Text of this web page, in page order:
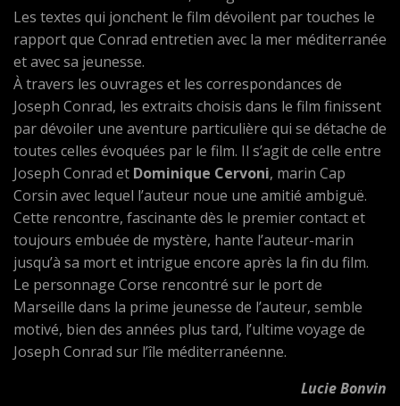
Les textes qui jonchent le film dévoilent par touches le
rapport que Conrad entretien avec la mer méditerranée
et avec sa jeunesse.
À travers les ouvrages et les correspondances de
Joseph Conrad, les extraits choisis dans le film finissent
par dévoiler une aventure particulière qui se détache de
toutes celles évoquées par le film. Il s’agit de celle entre
Joseph Conrad et Dominique Cervoni, marin Cap
Corsin avec lequel l’auteur noue une amitié ambiguë.
Cette rencontre, fascinante dès le premier contact et
toujours embuée de mystère, hante l’auteur-marin
jusqu’à sa mort et intrigue encore après la fin du film.
Le personnage Corse rencontré sur le port de
Marseille dans la prime jeunesse de l’auteur, semble
motivé, bien des années plus tard, l’ultime voyage de
Joseph Conrad sur l’île méditerranéenne.
Lucie Bonvin